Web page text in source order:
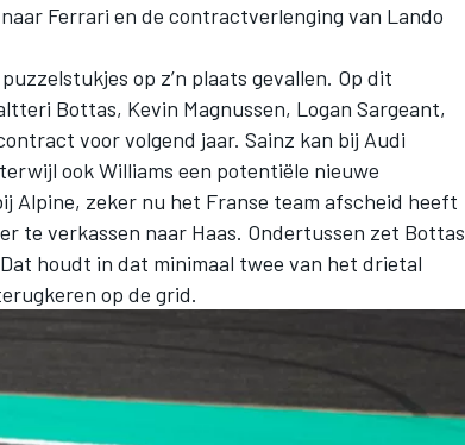
naar Ferrari en de contractverlenging van Lando
op z’n plaats gevallen. Op dit
Bottas, Kevin Magnussen, Logan Sargeant,
voor volgend jaar. Sainz kan bij Audi
ookWilliams een potentiële nieuwe
Alpine, zeker nu het Franse team afscheid heeft
te verkassen naar Haas. Ondertussen zet Bottas
houdt in dat minimaal twee van het drietal
op de grid.